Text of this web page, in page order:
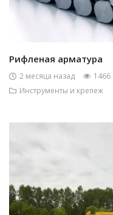
Рифленая арматура
2 месяца назад
1466
Инструменты и крепеж